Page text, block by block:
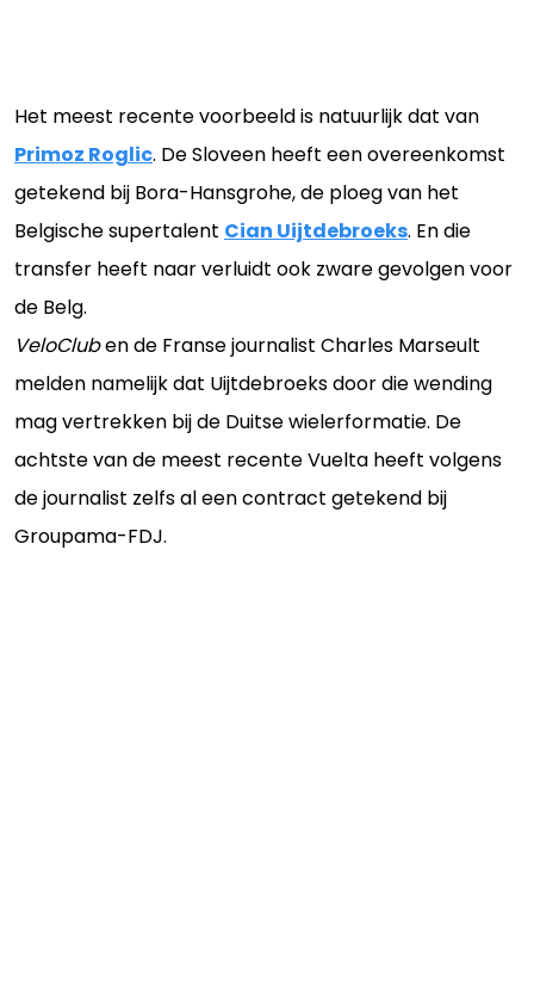
Het meest recente voorbeeld is natuurlijk dat van
Primoz Roglic. De Sloveen heeft een overeenkomst
getekend bij Bora-Hansgrohe, de ploeg van het
Belgische supertalent Cian Uijtdebroeks. En die
transfer heeft naar verluidt ook zware gevolgen voor
de Belg.
VeloCluben de Franse journalist Charles Marseult
melden namelijk dat Uijtdebroeks door die wending
mag vertrekken bij de Duitse wielerformatie. De
achtste van de meest recente Vuelta heeft volgens
de journalist zelfs al een contract getekend bij
Groupama-FDJ.